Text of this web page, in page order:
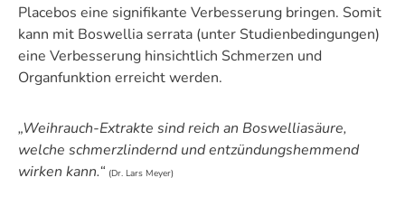
Placebos eine signifikante Verbesserung bringen. Somit
kann mit Boswellia serrata (unter Studienbedingungen)
eine Verbesserung hinsichtlich Schmerzen und
Organfunktion erreicht werden.
„Weihrauch-Extrakte sind reich an Boswelliasäure,
welche schmerzlindernd und entzündungshemmend
wirken kann.“ (Dr. Lars Meyer)